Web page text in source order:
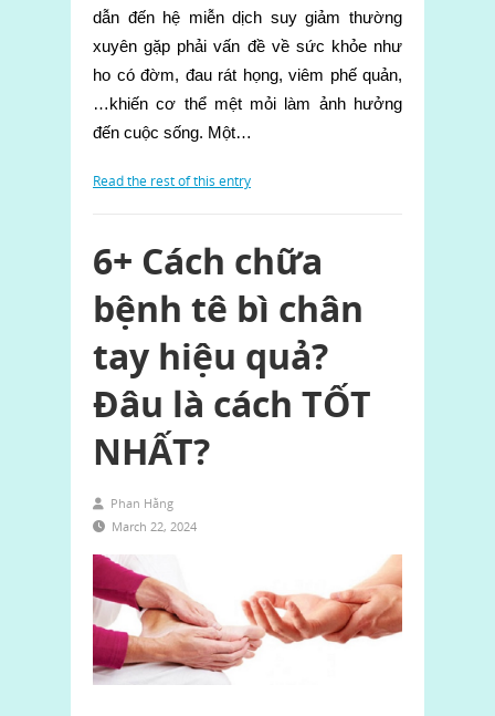
dẫn đến hệ miễn dịch suy giảm thường
xuyên gặp phải vấn đề về sức khỏe như
ho có đờm, đau rát họng, viêm phế quản,
…khiến cơ thể mệt mỏi làm ảnh hưởng
đến cuộc sống. Một…
Read the rest of this entry
6+ Cách chữa
bệnh tê bì chân
tay hiệu quả?
Đâu là cách TỐT
NHẤT?
Phan Hằng
March 22, 2024